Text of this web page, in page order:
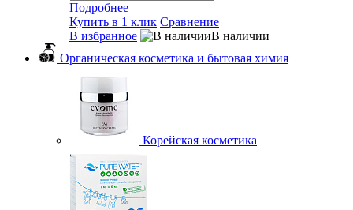
Подробнее
Купить в 1 клик Сравнение
В избранное
В наличии
Органическая косметика и бытовая химия
Корейская косметика